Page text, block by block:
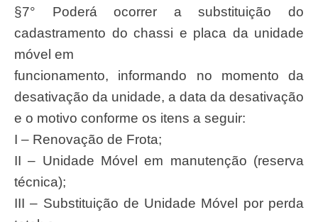
§7° Poderá ocorrer a substituição do
cadastramento do chassi e placa da unidade
móvel em
funcionamento, informando no momento da
desativação da unidade, a data da desativação
e o motivo conforme os itens a seguir:
I – Renovação de Frota;
II – Unidade Móvel em manutenção (reserva
técnica);
III – Substituição de Unidade Móvel por perda